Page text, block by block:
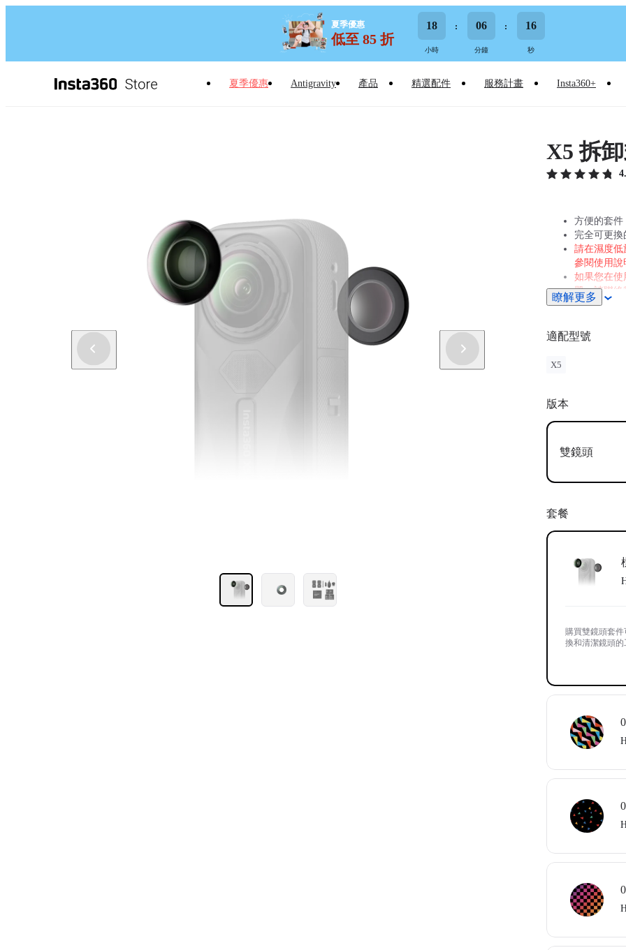
夏季優惠
低至 85 折
18
小時
06
分鐘
15
秒
夏季優惠 Antigravity 產品 精選配件 服務計畫 Insta360+
X5 拆
方便的套件
完全可更
請在濕度低
參閱使用說
如果您在使
題，請聯絡
更換。請注
色彩與排版
瞭解更多
適配型號
X5
版本
雙鏡頭
套餐
購買雙鏡頭套件
換和清潔鏡頭的